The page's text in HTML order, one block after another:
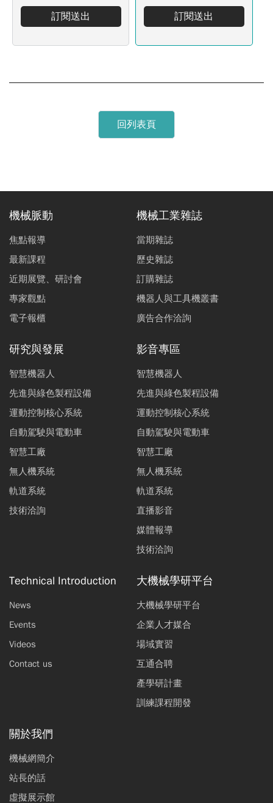
訂閱送出 訂閱送出
回列表頁
機械脈動
焦點報導
最新課程
近期展覽、研討會
專家觀點
電子報櫃
機械工業雜誌
當期雜誌
歷史雜誌
訂購雜誌
機器人與工具機叢書
廣告合作洽詢
研究與發展
智慧機器人
先進與綠色製程設備
運動控制核心系統
自動駕駛與電動車
智慧工廠
無人機系統
軌道系統
技術洽詢
影音專區
智慧機器人
先進與綠色製程設備
運動控制核心系統
自動駕駛與電動車
智慧工廠
無人機系統
軌道系統
直播影音
媒體報導
技術洽詢
Technical Introduction
News
Events
Videos
Contact us
大機械學研平台
大機械學研平台
企業人才媒合
場域實習
互通合聘
產學研計畫
訓練課程開發
關於我們
機械網簡介
站長的話
虛擬展示館